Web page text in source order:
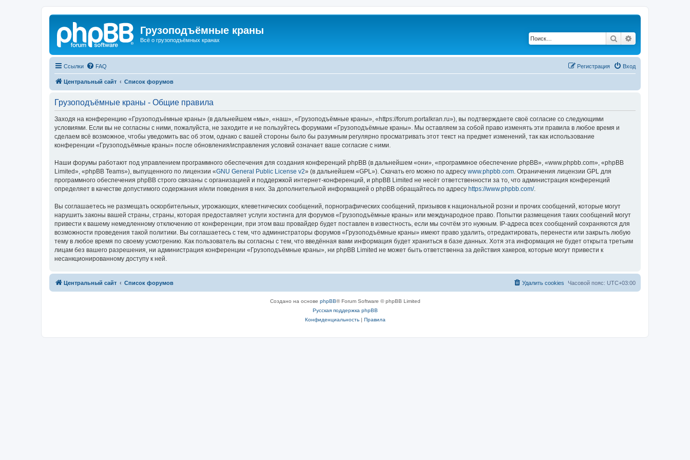
Грузоподъёмные краны
Всё о грузоподъёмных кранах Поиск
Ссылки FAQ Вход
Регистрация
Центральный сайт Список форумов
Грузоподъёмные краны - Общие правила
Заходя на конференцию «Грузоподъёмные краны» (в дальнейшем «мы», «наш», «Грузоподъёмные краны», «https://forum.portalkran.ru»), вы подтверждаете своё согласие со следующими
условиями. Если вы не согласны с ними, пожалуйста, не заходите и не пользуйтесь форумами «Грузоподъёмные краны». Мы оставляем за собой право изменять эти правила в любое время и
сделаем всё возможное, чтобы уведомить вас об этом, однако с вашей стороны было бы разумным регулярно просматривать этот текст на предмет изменений, так как использование
конференции «Грузоподъёмные краны» после обновления/исправления условий означает ваше согласие с ними.
Наши форумы работают под управлением программного обеспечения для создания конференций phpBB (в дальнейшем «они», «программное обеспечение phpBB», «www.phpbb.com», «phpBB
Limited», «phpBB Teams»), выпущенного по лицензии «GNU General Public License v2» (в дальнейшем «GPL»). Скачать его можно по адресу www.phpbb.com . Ограничения лицензии GPL для
программного обеспечения phpBB строго связаны с организацией и поддержкой интернет-конференций, и phpBB Limited не несёт ответственности за то, что администрация конференций
определяет в качестве допустимого содержания и/или поведения в них. За дополнительной информацией о phpBB обращайтесь по адресу https://www.phpbb.com/.
Вы соглашаетесь не размещать оскорбительных, угрожающих, клеветнических сообщений, порнографических сообщений, призывов к национальной розни и прочих сообщений, которые могут
нарушить законы вашей страны, страны, которая предоставляет услуги хостинга для форумов «Грузоподъёмные краны» или международное право. Попытки размещения таких сообщений могут
привести к вашему немедленному отключению от конференции, при этом ваш провайдер будет поставлен в известность, если мы сочтём это нужным. IP-адреса всех сообщений сохраняются для
возможности проведения такой политики. Вы соглашаетесь с тем, что администраторы форумов «Грузоподъёмные краны» имеют право удалить, отредактировать, перенести или закрыть любую
тему в любое время по своему усмотрению. Как пользователь вы согласны с тем, что введённая вами информация будет храниться в базе данных. Хотя эта информация не будет открыта третьим
лицам без вашего разрешения, ни администрация конференции «Грузоподъёмные краны», ни phpBB Limited не может быть ответственна за действия хакеров, которые могут привести к
несанкционированному доступу к ней.
Центральный сайт Список форумов Часовой пояс: UTC+03:00
Удалить cookies
Создано на основе phpBB® Forum Software © phpBB Limited
Русская поддержка phpBB
Конфиденциальность| Правила